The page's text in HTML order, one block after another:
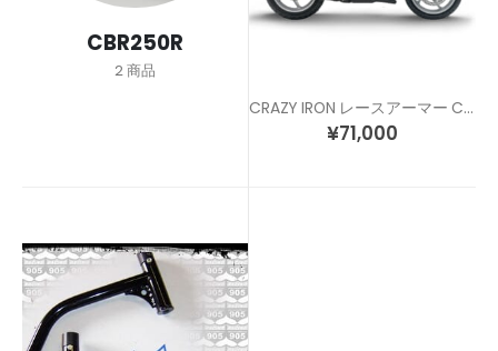
CBR250R
2商品
CRAZY IRON レースアーマー CBR250R (11-13)
¥71,000